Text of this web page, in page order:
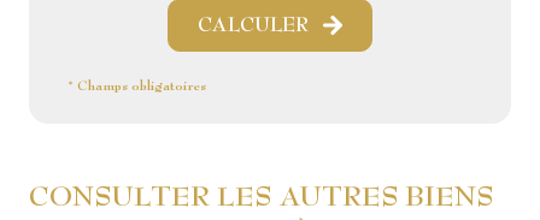
CALCULER
* Champs obligatoires
CONSULTER LES AUTRES BIENS